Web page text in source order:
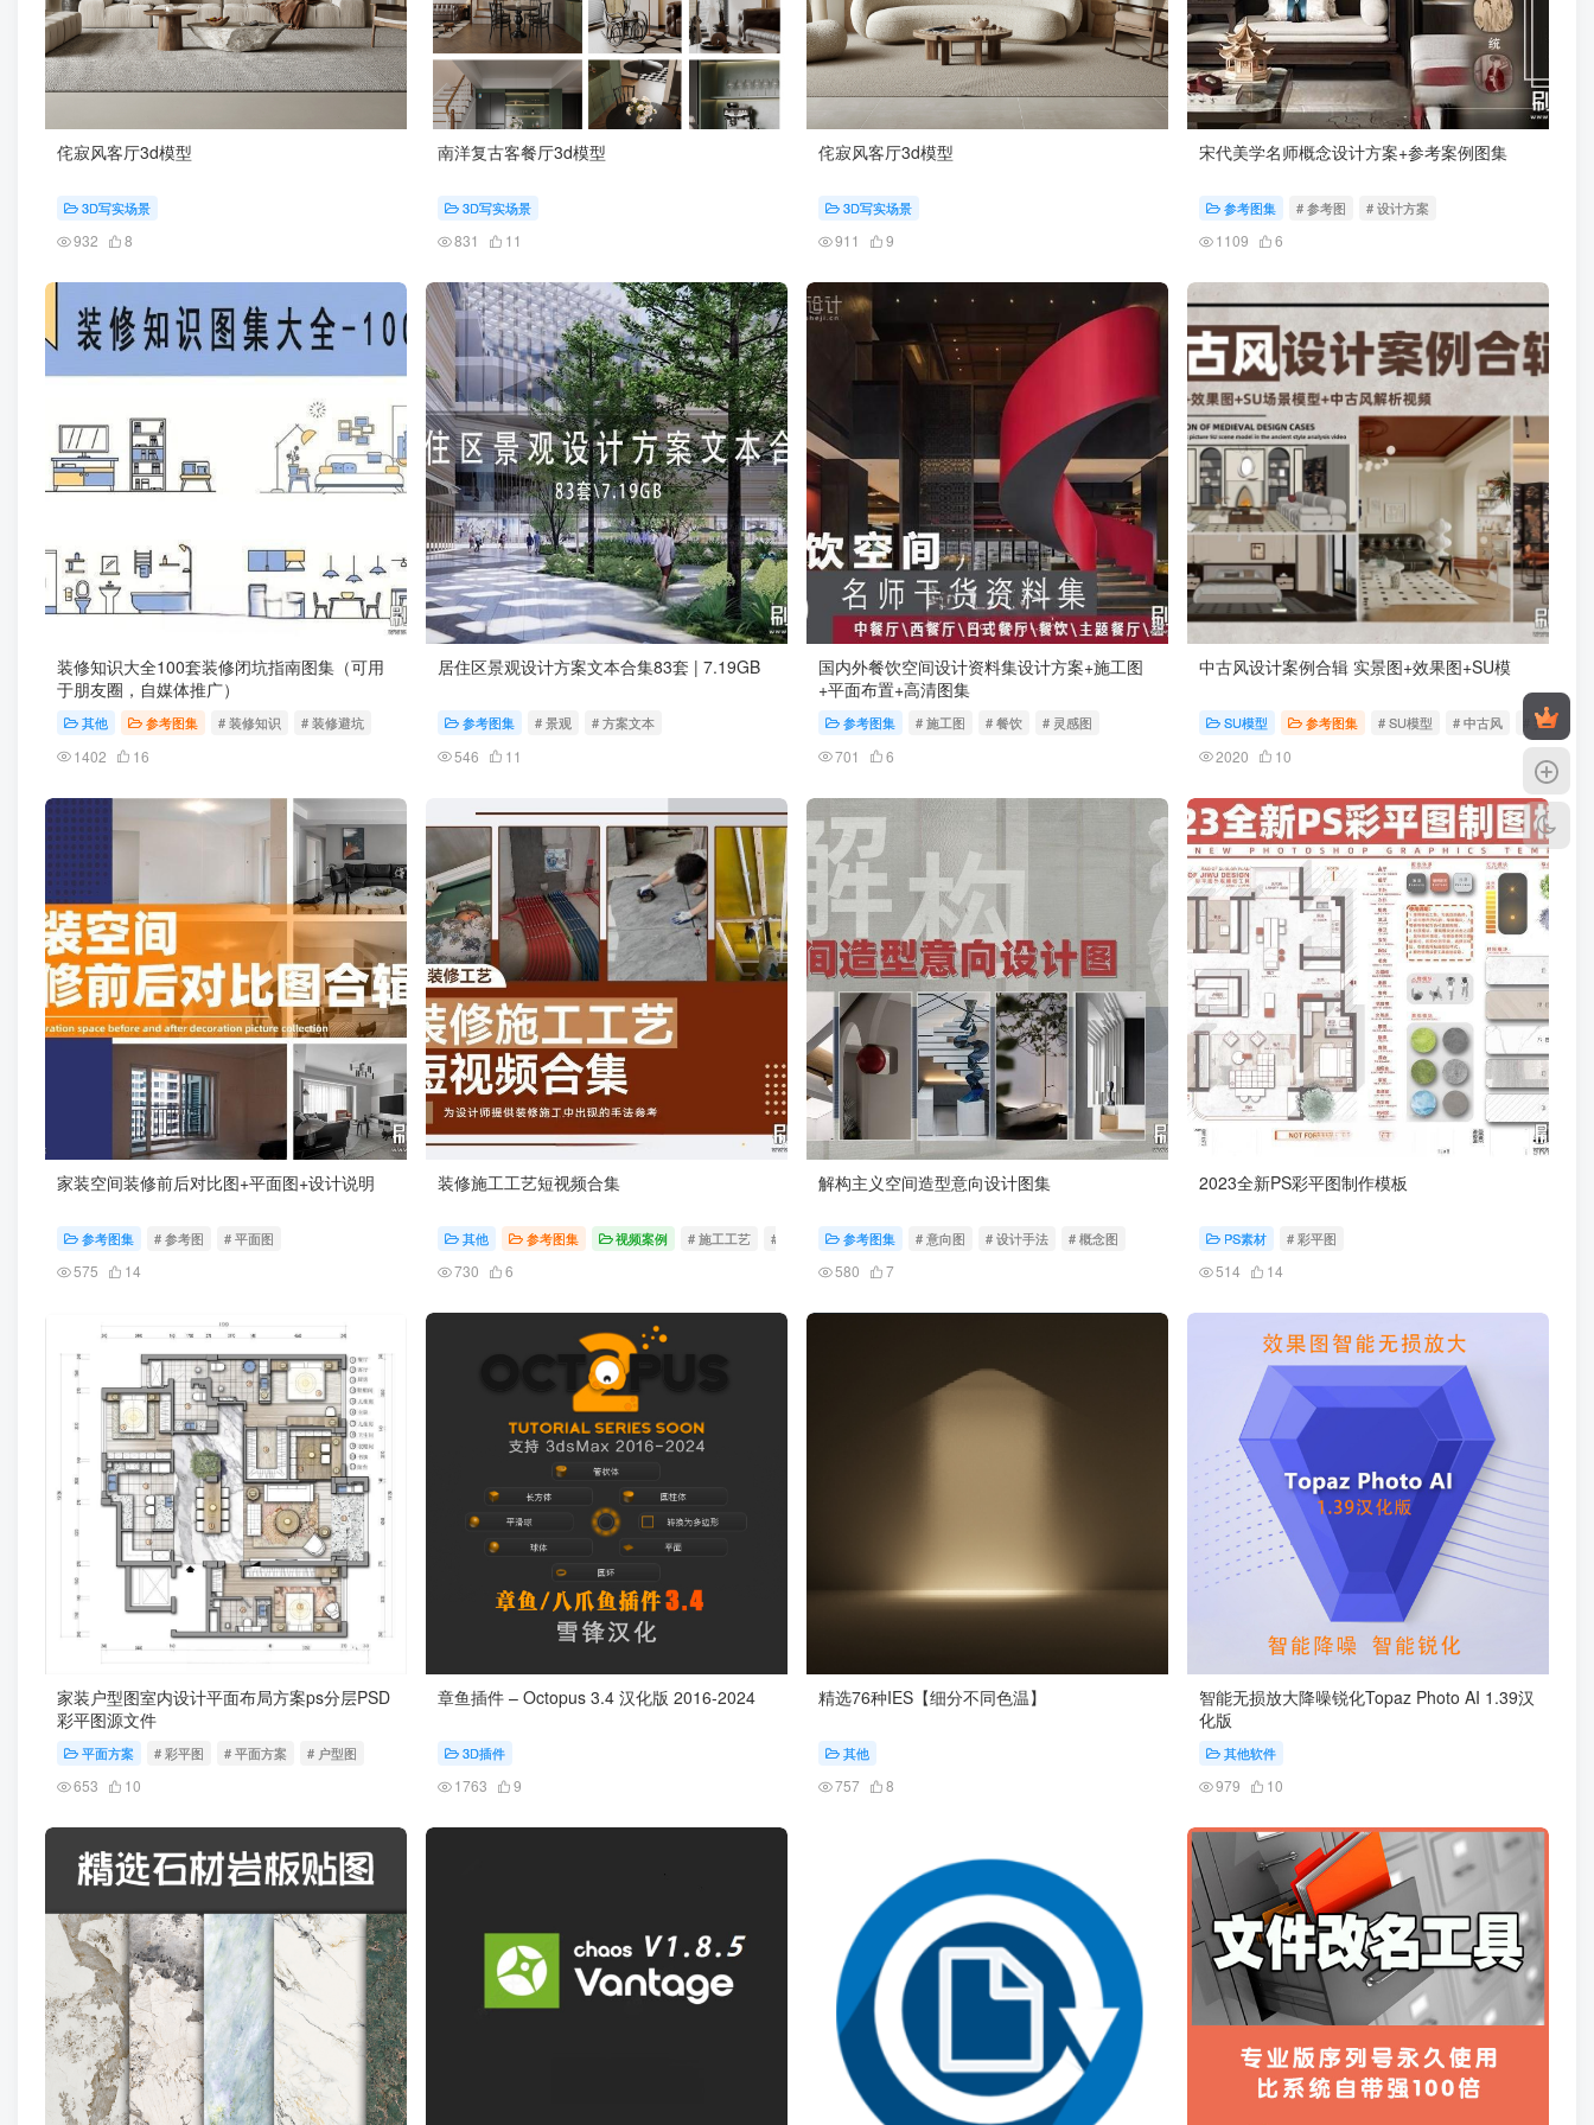
侘寂风客厅3d模型
3D写实场景
932 8
南洋复古客餐厅3d模型
3D写实场景
831 11
侘寂风客厅3d模型
3D写实场景
911 9
宋代美学名师概念设计方案+参考案例图集
参考图集 # 参考图 # 设计方案
1109 6
装修知识大全100套装修闭坑指南图集（可用
于朋友圈，自媒体推广）
其他 参考图集 # 装修知识 # 装修避坑
1402 16
居住区景观设计方案文本合集83套 | 7.19GB
参考图集 # 景观 # 方案文本
546 11
国内外餐饮空间设计资料集设计方案+施工图
+平面布置+高清图集
参考图集 # 施工图 # 餐饮 # 灵感图
701 6
中古风设计案例合辑 实景图+效果图+SU模
SU模型 参考图集 # SU模型 # 中古风 # 实景图
2020 10
家装空间装修前后对比图+平面图+设计说明
参考图集 # 参考图 # 平面图
575 14
装修施工工艺短视频合集
其他 参考图集 视频案例 # 施工工艺 # 视频
730 6
解构主义空间造型意向设计图集
参考图集 # 意向图 # 设计手法 # 概念图
580 7
2023全新PS彩平图制作模板
PS素材 # 彩平图
514 14
家装户型图室内设计平面布局方案ps分层PSD
彩平图源文件
平面方案 # 彩平图 # 平面方案 # 户型图
653 10
章鱼插件 – Octopus 3.4 汉化版 2016-2024
3D插件
1763 9
精选76种IES【细分不同色温】
其他
757 8
智能无损放大降噪锐化Topaz Photo AI 1.39汉
化版
其他软件
979 10